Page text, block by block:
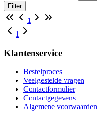
Filter
1
1
Klantenservice
Bestelproces
Veelgestelde vragen
Contactformulier
Contactgegevens
Algemene voorwaarden